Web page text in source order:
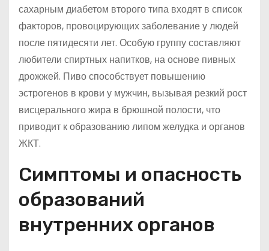
сахарным диабетом второго типа входят в список
факторов, провоцирующих заболевание у людей
после пятидесяти лет. Особую группу составляют
любители спиртных напитков, на основе пивных
дрожжей. Пиво способствует повышению
эстрогенов в крови у мужчин, вызывая резкий рост
висцерального жира в брюшной полости, что
приводит к образованию липом желудка и органов
ЖКТ.
Симптомы и опасность
образований
внутренних органов